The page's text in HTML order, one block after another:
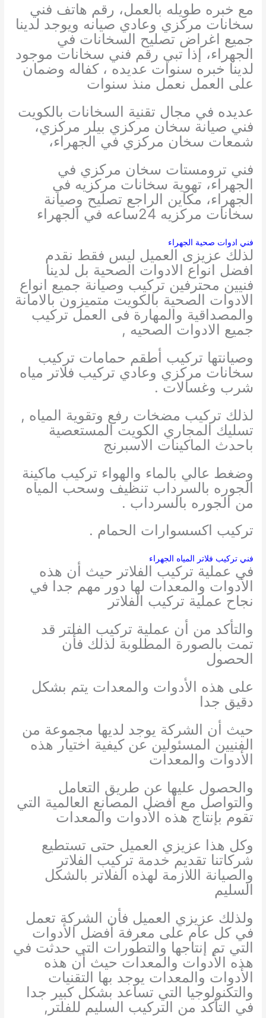
مع خبره طويله بالعمل، رقم هاتف فني
سخانات مركزي وعادي صيانه ويوجد لدينا
جميع اغراض تصليح السخانات في
الجهراء، إذا تبي رقم فني سخانات موجود
لدينا خبره سنوات عديده ، كفاله وضمان
على العمل نعمل منذ سنوات
عديده في مجال تقنية السخانات بالكويت
فني صيانة سخان مركزي بيلر مركزي،
شمعات سخان مركزي في الجهراء،
فني ترومستات سخان مركزي في
الجهراء، تهوية سخانات مركزيه في
الجهراء، مكاين الراجع تصليح وصيانة
سخانات مركزيه 24ساعه في الجهراء
فني ادوات صحية الجهراء
لذلك عزيزى العميل ليس فقط نقدم
افضل انواع اﻻدوات الصحية بل لدينا
فنيين محترفين تركيب وصيانة جميع انواع
اﻻدوات الصحية بالكويت متميزون بالامانة
والمصداقية والمهارة فى العمل تركيب
جميع الادوات الصحيه ,
وصيانتها تركيب أطقم حمامات تركيب
سخانات مركزي وعادي تركيب فلاتر مياه
شرب وغسالات .
لذلك تركيب مضخات رفع وتقوية المياه ,
تسليك المجاري الكويت المستعصية
باحدث الماكينات الاسبرنج
وضغط عالي بالماء والهواء تركيب ماكينة
الجوره بالسرداب تنظيف وسحب المياه
من الجوره بالسرداب .
تركيب اكسسوارات الحمام .
فني تركيب فلاتر المياه الجهراء
في عملية تركيب الفلاتر حيث أن هذه
الأدوات والمعدات لها دور مهم جدا في
نجاح عملية تركيب الفلاتر
والتأكد من أن عملية تركيب الفلتر قد
تمت بالصورة المطلوبة لذلك فأن
الحصول
على هذه الأدوات والمعدات يتم بشكل
دقيق جدا
حيث أن الشركة يوجد لديها مجموعة من
الفنيين المسئولين عن كيفية اختيار هذه
الأدوات والمعدات
والحصول عليها عن طريق التعامل
والتواصل مع أفضل المصانع العالمية التي
تقوم بإنتاج هذه الأدوات والمعدات
وكل هذا عزيزي العميل حتى تستطيع
شركاتنا تقديم خدمة تركيب الفلاتر
والصيانة اللازمة لهذه الفلاتر بالشكل
السليم
ولذلك عزيزي العميل فأن الشركة تعمل
في كل عام على معرفة أفضل الأدوات
التي تم إنتاجها والتطورات التي حدثت في
هذه الأدوات والمعدات حيث أن هذه
الأدوات والمعدات يوجد بها التقنيات
والتكنولوجيا التي تساعد بشكل كبير جدا
في التأكد من التركيب السليم للفلتر,